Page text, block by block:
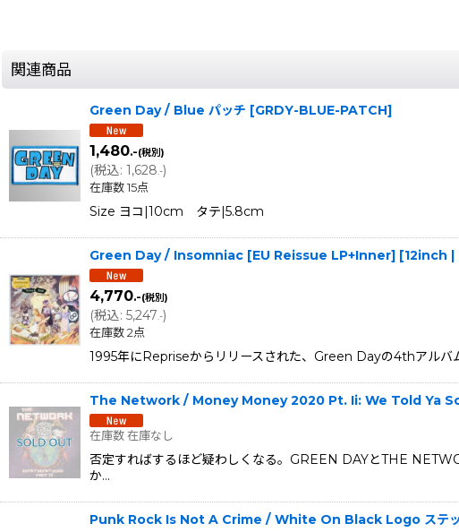
関連商品
Green Day / Blue パッチ [GRDY-BLUE-PATCH]
1,480.-(税別)
(税込: 1,628.-)
在庫数 15点
Size ヨコ|10cm タテ|5.8cm
Green Day / Insomniac [EU Reissue LP+Inner] [12inch |
4,770.-(税別)
(税込: 5,247.-)
在庫数 2点
1995年にRepriseからリリースされた、Green Dayの4thアル
The Network / Money Money 2020 Pt. Ii: We Told Ya So!
在庫数 在庫なし
否定すればするほど疑わしくなる。GREEN DAYとTHE
か…
Punk Rock Is Not A Crime / White On Black Logo ステ